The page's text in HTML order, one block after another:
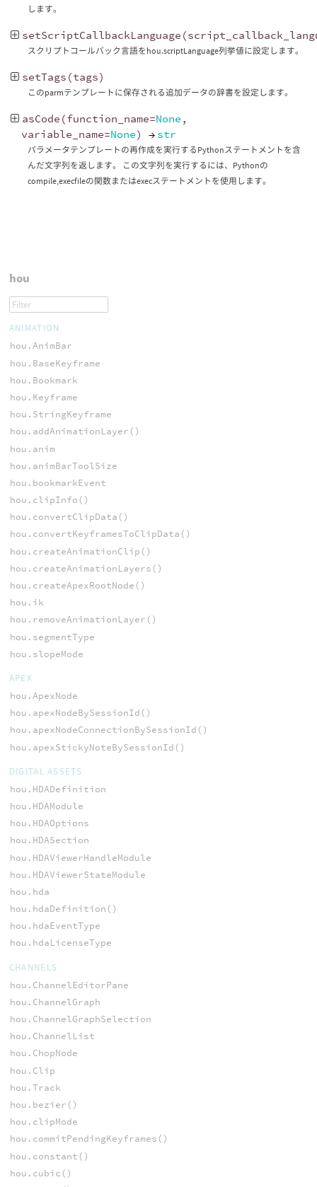
します。
setScriptCallbackLanguage (
スクリプトコールバック言語をhou.scriptLanguage列挙値に設定します。
setTags (tags)
このparmテンプレートに保存される追加データの辞書を設定します。
asCode (function_name=None ,
variable_name=None) → str
パラメータテンプレートの再作成を実行するPythonステートメントを含
んだ文字列を返します。 この文字列を実行するには、Pythonの
compile,execfileの関数またはexecステートメントを使用します。
hou
ANIMATION
hou.AnimBar
hou.BaseKeyframe
hou.Bookmark
hou.Keyframe
hou.StringKeyframe
hou.addAnimationLayer()
hou.anim
hou.animBarToolSize
hou.bookmarkEvent
hou.clipInfo()
hou.convertClipData()
hou.convertKeyframesToClipData()
hou.createAnimationClip()
hou.createAnimationLayers()
hou.createApexRootNode()
hou.ik
hou.removeAnimationLayer()
hou.segmentType
hou.slopeMode
APEX
hou.ApexNode
hou.apexNodeBySessionId()
hou.apexNodeConnectionBySessionId()
hou.apexStickyNoteBySessionId()
DIGITAL ASSETS
hou.HDADefinition
hou.HDAModule
hou.HDAOptions
hou.HDASection
hou.HDAViewerHandleModule
hou.HDAViewerStateModule
hou.hda
hou.hdaDefinition()
hou.hdaEventType
hou.hdaLicenseType
CHANNELS
hou.ChannelEditorPane
hou.ChannelGraph
hou.ChannelGraphSelection
hou.ChannelList
hou.ChopNode
hou.Clip
hou.Track
hou.bezier()
hou.clipMode
hou.commitPendingKeyframes()
hou.constant()
hou.cubic()